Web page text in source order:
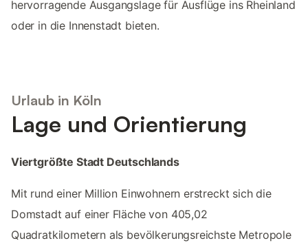
hervorragende Ausgangslage für Ausflüge ins Rheinland
oder in die Innenstadt bieten.
Urlaub in Köln
Lage und Orientierung
Viertgrößte Stadt Deutschlands
Mit rund einer Million Einwohnern erstreckt sich die
Domstadt auf einer Fläche von 405,02
Quadratkilometern als bevölkerungsreichste Metropole